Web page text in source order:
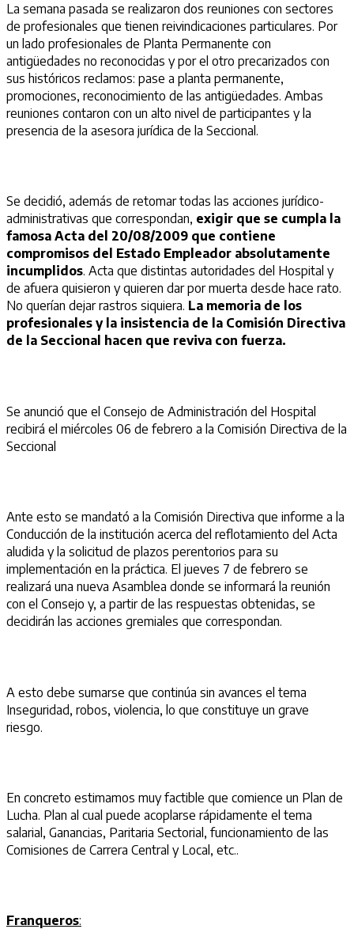
La semana pasada se realizaron dos reuniones con sectores
de profesionales que tienen reivindicaciones particulares. Por
un lado profesionales de Planta Permanente con
antigüedades no reconocidas y por el otro precarizados con
sus históricos reclamos: pase a planta permanente,
promociones, reconocimiento de las antigüedades. Ambas
reuniones contaron con un alto nivel de participantes y la
presencia de la asesora jurídica de la Seccional.
Se decidió, además de retomar todas las acciones jurídico-
administrativas que correspondan, exigir que se cumpla la
famosa Acta del 20/08/2009 que contiene
compromisos del Estado Empleador absolutamente
incumplidos. Acta que distintas autoridades del Hospital y
de afuera quisieron y quieren dar por muerta desde hace rato.
No querían dejar rastros siquiera. La memoria de los
profesionales y la insistencia de la Comisión Directiva
de la Seccional hacen que reviva con fuerza.
Se anunció que el Consejo de Administración del Hospital
recibirá el miércoles 06 de febrero a la Comisión Directiva de la
Seccional
Ante esto se mandató a la Comisión Directiva que informe a la
Conducción de la institución acerca del reflotamiento del Acta
aludida y la solicitud de plazos perentorios para su
implementación en la práctica. El jueves 7 de febrero se
realizará una nueva Asamblea donde se informará la reunión
con el Consejo y, a partir de las respuestas obtenidas, se
decidirán las acciones gremiales que correspondan.
A esto debe sumarse que continúa sin avances el tema
Inseguridad, robos, violencia, lo que constituye un grave
riesgo.
En concreto estimamos muy factible que comience un Plan de
Lucha. Plan al cual puede acoplarse rápidamente el tema
salarial, Ganancias, Paritaria Sectorial, funcionamiento de las
Comisiones de Carrera Central y Local, etc..
Franqueros: